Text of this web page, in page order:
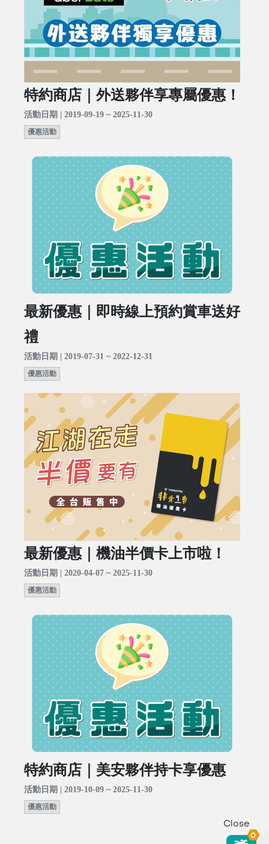
特約商店｜外送夥伴享專屬優惠！
活動日期 | 2019-09-19 ~ 2025-11-30
優惠活動
最新優惠｜即時線上預約賞車送好
禮
活動日期 | 2019-07-31 ~ 2022-12-31
優惠活動
最新優惠｜機油半價卡上市啦！
活動日期 | 2020-04-07 ~ 2025-11-30
優惠活動
特約商店｜美安夥伴持卡享優惠
活動日期 | 2019-10-09 ~ 2025-11-30
優惠活動
Close
0